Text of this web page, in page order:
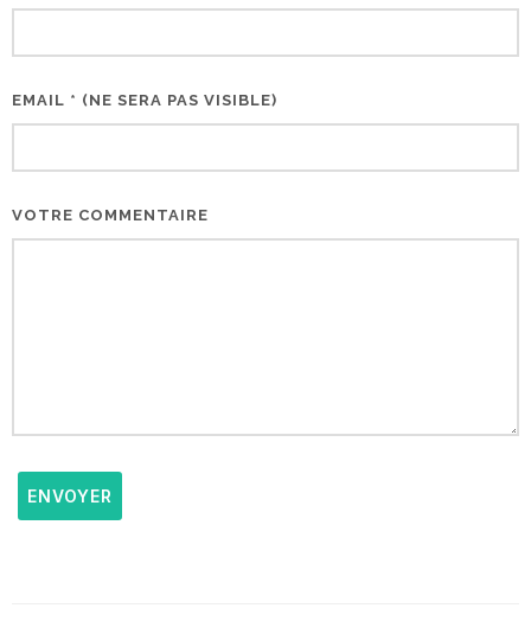
EMAIL * (NE SERA PAS VISIBLE)
VOTRE COMMENTAIRE
ENVOYER